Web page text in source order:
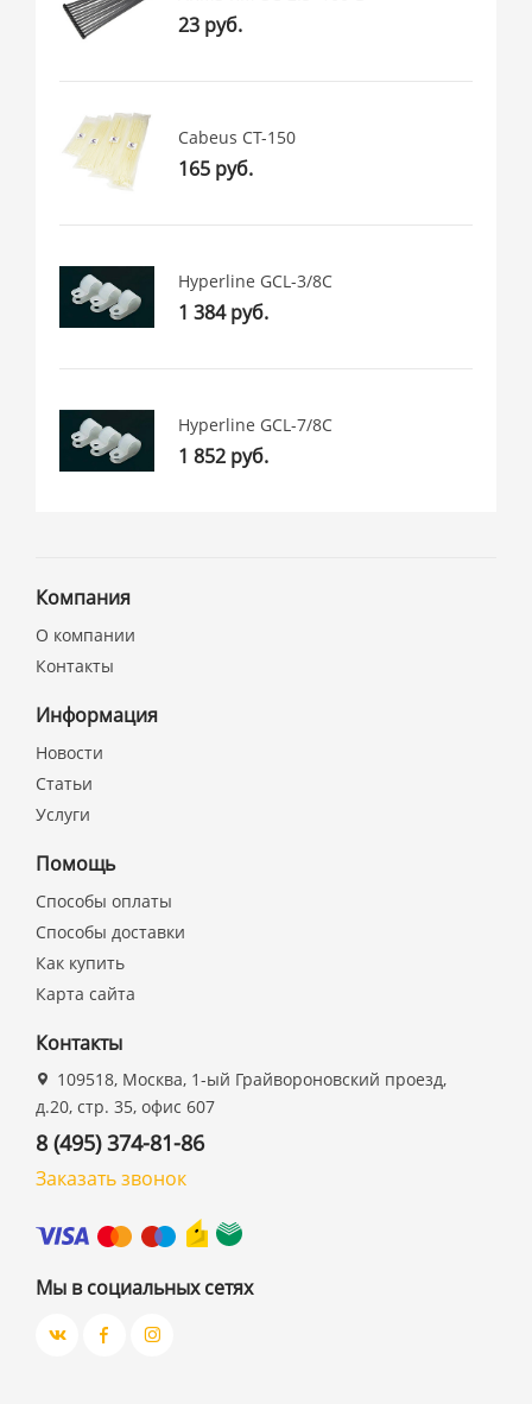
23 руб.
Cabeus CT-150
165 руб.
Hyperline GCL-3/8C
1 384 руб.
Hyperline GCL-7/8C
1 852 руб.
Компания
О компании
Контакты
Информация
Новости
Статьи
Услуги
Помощь
Способы оплаты
Способы доставки
Как купить
Карта сайта
Контакты
109518, Москва, 1-ый Грайвороновский проезд,
д.20, стр. 35, офис 607
8 (495) 374-81-86
Заказать звонок
Мы в социальных сетях